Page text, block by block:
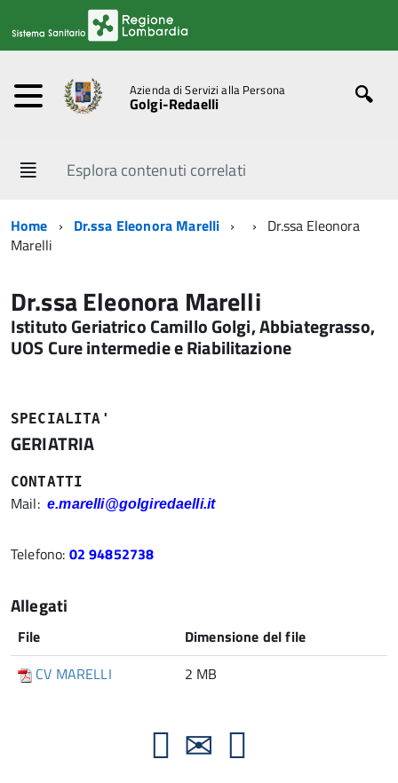
Azienda di Servizi alla Persona
Golgi-Redaelli
Esplora contenuti correlati
Home Dr.ssa Eleonora Marelli
Dr.ssa Eleonora
Marelli
Dr.ssa Eleonora Marelli
Istituto Geriatrico Camillo Golgi, Abbiategrasso,
UOS Cure intermedie e Riabilitazione
SPECIALITA'
GERIATRIA
CONTATTI
Mail: e.marelli@golgiredaelli.it
Telefono: 02 94852738
Allegati
File
Dimensione del file
CV MARELLI
2 MB